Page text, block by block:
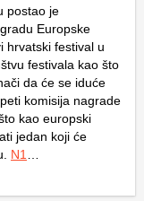
postao je
Europske
hrvatski festival u
festivala kao što
da će se iduće
komisija nagrade
kao europski
jedan koji će
N1…